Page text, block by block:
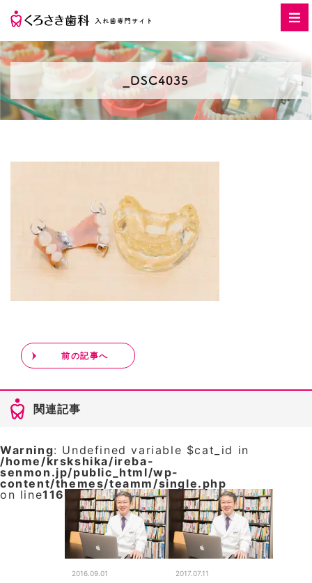
_DSC4035
前の記事へ
関連記事
Warning: Undefined variable $cat_id in
/home/krskshika/ireba-
senmon.jp/public_html/wp-
content/themes/teamm/single.php
on line116
2016.09.01 2017.07.11